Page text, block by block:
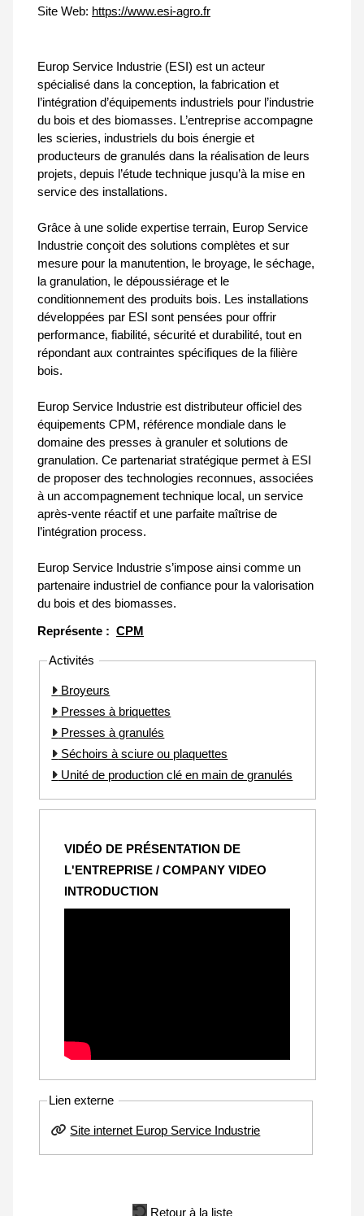
Site Web: https://www.esi-agro.fr
Europ Service Industrie (ESI) est un acteur
spécialisé dans la conception, la fabrication et
l’intégration d’équipements industriels pour l’industrie
du bois et des biomasses. L’entreprise accompagne
les scieries, industriels du bois énergie et
producteurs de granulés dans la réalisation de leurs
projets, depuis l’étude technique jusqu’à la mise en
service des installations.
Grâce à une solide expertise terrain, Europ Service
Industrie conçoit des solutions complètes et sur
mesure pour la manutention, le broyage, le séchage,
la granulation, le dépoussiérage et le
conditionnement des produits bois. Les installations
développées par ESI sont pensées pour offrir
performance, fiabilité, sécurité et durabilité, tout en
répondant aux contraintes spécifiques de la filière
bois.
Europ Service Industrie est distributeur officiel des
équipements CPM, référence mondiale dans le
domaine des presses à granuler et solutions de
granulation. Ce partenariat stratégique permet à ESI
de proposer des technologies reconnues, associées
à un accompagnement technique local, un service
après-vente réactif et une parfaite maîtrise de
l’intégration process.
Europ Service Industrie s’impose ainsi comme un
partenaire industriel de confiance pour la valorisation
du bois et des biomasses.
Représente : CPM
Activités
Broyeurs
Presses à briquettes
Presses à granulés
Séchoirs à sciure ou plaquettes
Unité de production clé en main de granulés
VIDÉO DE PRÉSENTATION DE
L'ENTREPRISE / COMPANY VIDEO
INTRODUCTION
Lien externe
Site internet Europ Service Industrie
Retour à la liste